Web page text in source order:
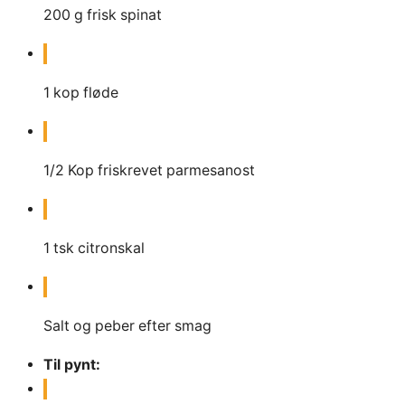
200 g frisk spinat
1 kop fløde
1/2 Kop friskrevet parmesanost
1 tsk citronskal
Salt og peber efter smag
Til pynt: